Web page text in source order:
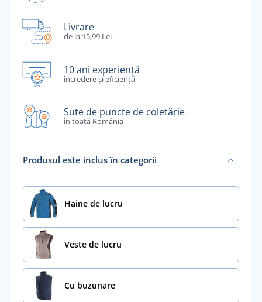
Livrare
de la 15,99 Lei
10 ani experiență
încredere și eficiență
Sute de puncte de coletărie
în toată România
Produsul este inclus în categorii
Haine de lucru
Veste de lucru
Cu buzunare